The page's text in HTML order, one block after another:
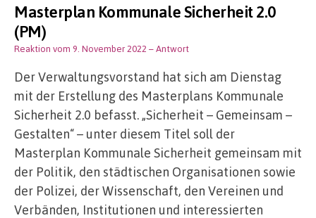
Masterplan Kommunale Sicherheit 2.0
(PM)
Reaktion vom 9. November 2022 – Antwort
Der Verwaltungsvorstand hat sich am Dienstag
mit der Erstellung des Masterplans Kommunale
Sicherheit 2.0 befasst. „Sicherheit – Gemeinsam –
Gestalten“ – unter diesem Titel soll der
Masterplan Kommunale Sicherheit gemeinsam mit
der Politik, den städtischen Organisationen sowie
der Polizei, der Wissenschaft, den Vereinen und
Verbänden, Institutionen und interessierten